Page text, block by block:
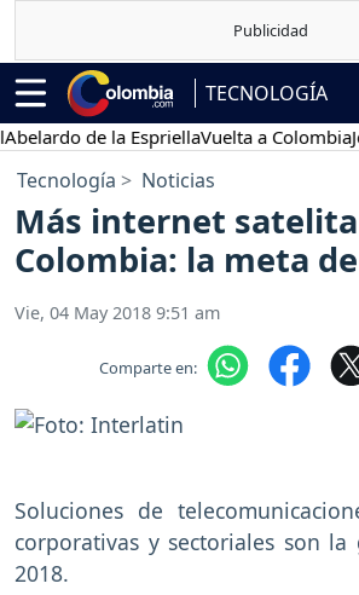
TECNOLOGÍA
de la EspriellaVuelta a ColombiaJorge
Tecnología Noticias
Más internet
Colombia: la meta
Vie, 04 May 2018 9:51 am
Comparte en:
Soluciones de
corporativas y sectoriales son la
2018.